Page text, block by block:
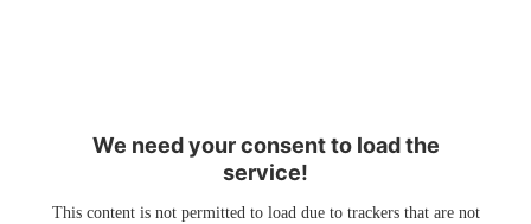
We need your consent to load the
service!
This content is not permitted to load due to trackers that are not